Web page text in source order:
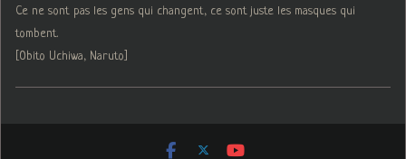
Ce ne sont pas les gens qui changent, ce sont juste les masques qui
tombent.
[Obito Uchiwa, Naruto]